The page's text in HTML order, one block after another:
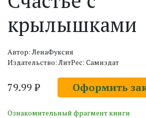
крылышками
Автор: ЛенаФуксия
Издательство: ЛитРес: Самиздат
79.99 ₽ Оформить
Ознакомительный фрагмент книги